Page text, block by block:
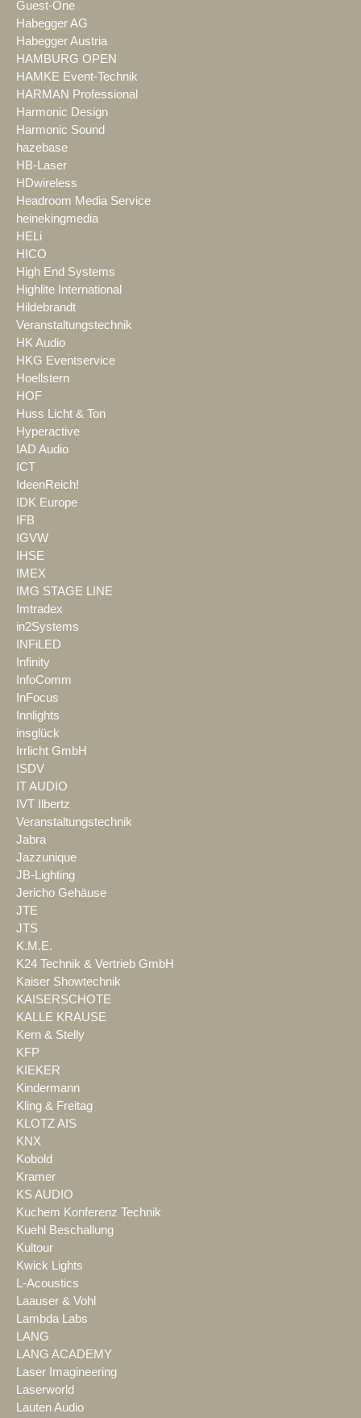
Guest-One
Habegger AG
Habegger Austria
HAMBURG OPEN
HAMKE Event-Technik
HARMAN Professional
Harmonic Design
Harmonic Sound
hazebase
HB-Laser
HDwireless
Headroom Media Service
heinekingmedia
HELi
HICO
High End Systems
Highlite International
Hildebrandt
Veranstaltungstechnik
HK Audio
HKG Eventservice
Hoellstern
HOF
Huss Licht & Ton
Hyperactive
IAD Audio
ICT
IdeenReich!
IDK Europe
IFB
IGVW
IHSE
IMEX
IMG STAGE LINE
Imtradex
in2Systems
INFiLED
Infinity
InfoComm
InFocus
Innlights
insglück
Irrlicht GmbH
ISDV
IT AUDIO
IVT Ilbertz
Veranstaltungstechnik
Jabra
Jazzunique
JB-Lighting
Jericho Gehäuse
JTE
JTS
K.M.E.
K24 Technik & Vertrieb GmbH
Kaiser Showtechnik
KAISERSCHOTE
KALLE KRAUSE
Kern & Stelly
KFP
KIEKER
Kindermann
Kling & Freitag
KLOTZ AIS
KNX
Kobold
Kramer
KS AUDIO
Kuchem Konferenz Technik
Kuehl Beschallung
Kultour
Kwick Lights
L-Acoustics
Laauser & Vohl
Lambda Labs
LANG
LANG ACADEMY
Laser Imagineering
Laserworld
Lauten Audio